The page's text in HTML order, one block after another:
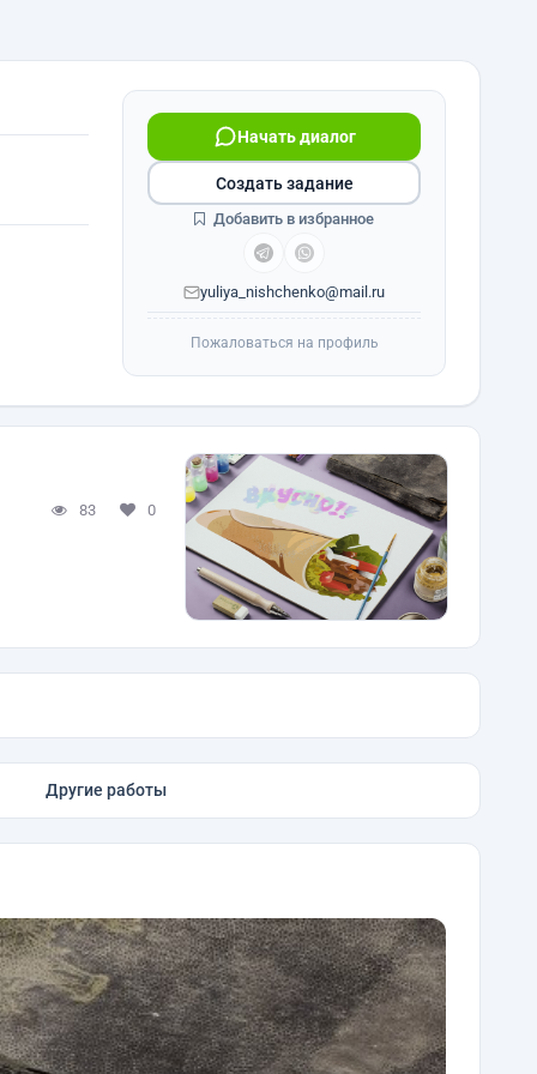
Начать диалог
yuliya_nishchenko@mail.ru
Создать задание
Добавить в избранное
Пожаловаться на профиль
83 0
Другие работы